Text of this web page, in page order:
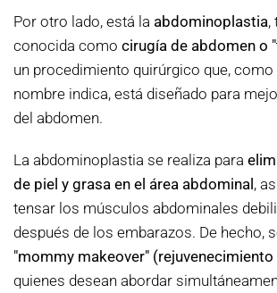
Por otro lado, está la abdominoplastia,
conocida como cirugía de abdomen o
un procedimiento quirúrgico que,
nombre indica, está diseñado para
del abdomen.
La abdominoplastia se realiza para
de piel y grasa en el área abdominal ,
tensar los músculos abdominales
después de los embarazos. De hecho,
"mommy makeover"
quienes desean abordar